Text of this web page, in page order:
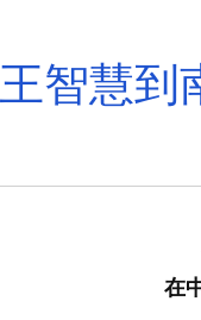
王智慧到
在